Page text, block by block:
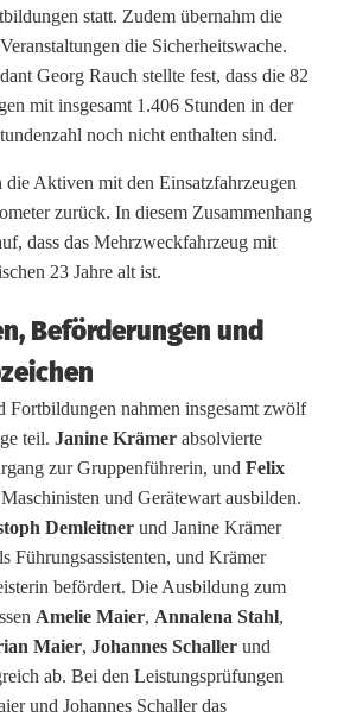
statt. Zudem übernahm die
die Sicherheitswache.
Georg Rauch stellte fest, dass die 82
mit insgesamt 1.406 Stunden in der
noch nicht enthalten sind.
die Aktiven mit den Einsatzfahrzeugen
zurück. In diesem Zusammenhang
dass das Mehrzweckfahrzeug mit
23 Jahre alt ist.
Beförderungen und
Fortbildungen nahmen insgesamt zwölf
teil. Janine Krämer absolvierte
zur Gruppenführerin, und Felix
und Gerätewart ausbilden.
Demleitner und Janine Krämer
Führungsassistenten, und Krämer
befördert. Die Ausbildung zum
Amelie Maier, Annalena Stahl,
Maier, Johannes Schaller und
ab. Bei den Leistungsprüfungen
und Johannes Schaller das